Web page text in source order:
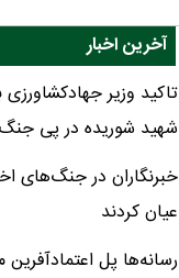
آخرین اخبار
تاکید وزیر
شهید شوریده در پی
خبرنگاران در جنگ‌های
عیان کردند
رسانه‌ها پل